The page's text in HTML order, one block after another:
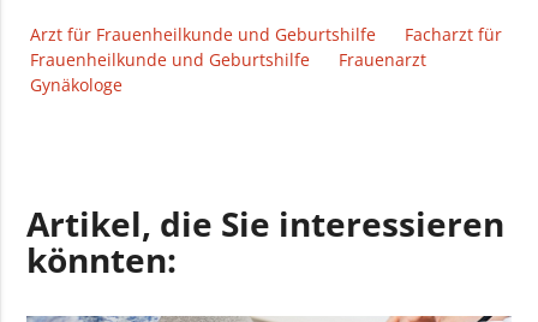
Arzt für Frauenheilkunde und Geburtshilfe
Facharzt für
Frauenheilkunde und Geburtshilfe
Frauenarzt
Gynäkologe
Artikel, die Sie interessieren
könnten: